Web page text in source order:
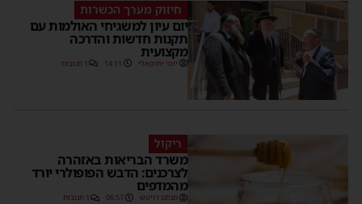
חיזוק מערך הכשרות
יום עיון למשגיחי האולמות עם
תקנות חדשות והדרכה
מקצועית
יוסי יחזקאלי 14:11 1 תגובות
ריקול
משרד הבריאות באזהרה
לצרכנים: הדבש הפופולרי יורד
מהמדפים
מנחם דויטש 06:57 1 תגובות